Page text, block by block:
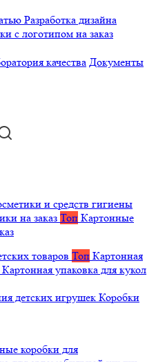
Разработка дизайна
с логотипом на заказ
качества Документы
и средств гигиены
на заказ Топ Картонные
товаров Топ Картонная
Картонная упаковка для кукол
детских игрушек Коробки
коробки для